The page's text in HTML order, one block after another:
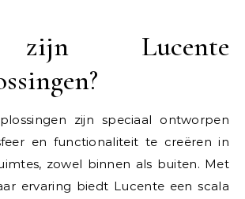
Lucente
zijn speciaal ontworpen
en functionaliteit te creëren in
zowel binnen als buiten. Met
ervaring biedt Lucente een scala